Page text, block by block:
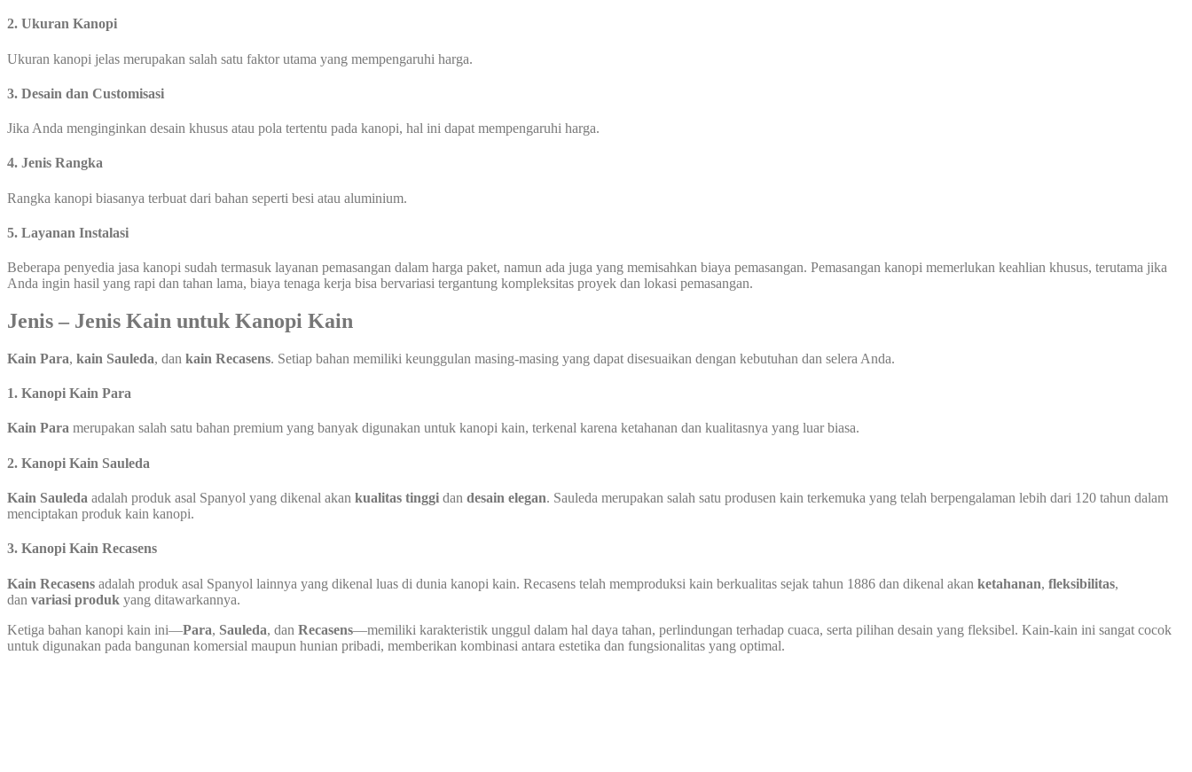
2. Ukuran Kanopi
Ukuran kanopi jelas merupakan salah satu faktor utama yang mempengaruhi harga.
3. Desain dan Customisasi
Jika Anda menginginkan desain khusus atau pola tertentu pada kanopi, hal ini dapat mempengaruhi harga.
4. Jenis Rangka
Rangka kanopi biasanya terbuat dari bahan seperti besi atau aluminium.
5. Layanan Instalasi
Beberapa penyedia jasa kanopi sudah termasuk layanan pemasangan dalam harga paket, namun ada juga yang memisahkan biaya pemasangan. Pemasangan kanopi memerlukan keahlian khusus, terutama jika
Anda ingin hasil yang rapi dan tahan lama, biaya tenaga kerja bisa bervariasi tergantung kompleksitas proyek dan lokasi pemasangan.
Jenis – Jenis Kain untuk Kanopi Kain
Kain Para, kain Sauleda, dan kain Recasens. Setiap bahan memiliki keunggulan masing-masing yang dapat disesuaikan dengan kebutuhan dan selera Anda.
1. Kanopi Kain Para
Kain Para merupakan salah satu bahan premium yang banyak digunakan untuk kanopi kain, terkenal karena ketahanan dan kualitasnya yang luar biasa.
2. Kanopi Kain Sauleda
Kain Sauleda adalah produk asal Spanyol yang dikenal akan kualitas tinggi dan desain elegan. Sauleda merupakan salah satu produsen kain terkemuka yang telah berpengalaman lebih dari 120 tahun dalam
menciptakan produk kain kanopi.
3. Kanopi Kain Recasens
Kain Recasens adalah produk asal Spanyol lainnya yang dikenal luas di dunia kanopi kain. Recasens telah memproduksi kain berkualitas sejak tahun 1886 dan dikenal akan ketahanan, fleksibilitas,
dan variasi produk yang ditawarkannya.
Ketiga bahan kanopi kain ini—Para, Sauleda, dan Recasens—memiliki karakteristik unggul dalam hal daya tahan, perlindungan terhadap cuaca, serta pilihan desain yang fleksibel. Kain-kain ini sangat cocok
untuk digunakan pada bangunan komersial maupun hunian pribadi, memberikan kombinasi antara estetika dan fungsionalitas yang optimal.